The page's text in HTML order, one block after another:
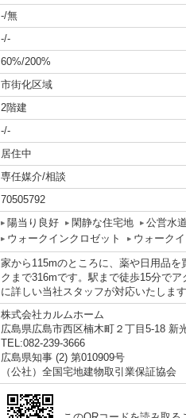
-/無
-/-
60%/200%
市街化区域
2階建
-/-
居住中
専任媒介/相談
70505792
陽当り良好 閑静な住宅地 公営水道
ウォークインクロゼット
ウォーク
家から115mのところに、薬や日用品
クまで316mです。駅まで徒歩15分で
に詳しい当社スタッフが対応いたしま
株式会社カルムホーム
広島県広島市西区楠木町２丁目5-18 新
TEL:082-239-3666
広島県知事 (2) 第010909号
（公社）全国宅地建物取引業保証協